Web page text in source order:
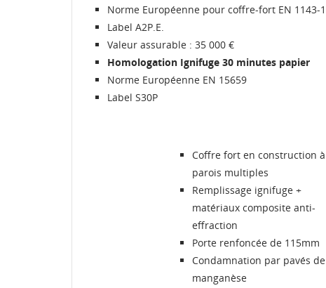
Norme Européenne pour coffre-fort EN 1143-1
Label A2P.E.
Valeur assurable : 35 000 €
Homologation Ignifuge 30 minutes papier
Norme Européenne EN 15659
Label S30P
Coffre fort en construction à
parois multiples
Remplissage ignifuge +
matériaux composite anti-
effraction
Porte renfoncée de 115mm
Condamnation par pavés de
manganèse